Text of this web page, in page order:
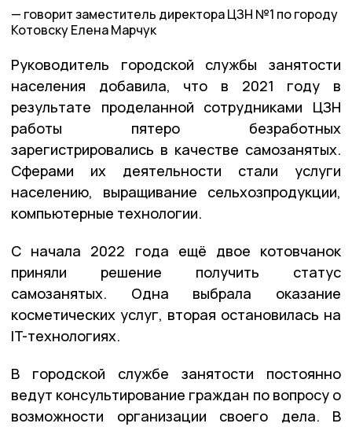
говорит заместитель директора ЦЗН №1 по городу
Котовску Елена Марчук
Руководитель городской службы занятости
населения добавила, что в 2021 году в
результате проделанной сотрудниками ЦЗН
работы пятеро безработных
зарегистрировались в качестве самозанятых.
Сферами их деятельности стали услуги
населению, выращивание сельхозпродукции,
компьютерные технологии.
С начала 2022 года ещё двое котовчанок
приняли решение получить статус
самозанятых. Одна выбрала оказание
косметических услуг, вторая остановилась на
IT-технологиях.
В городской службе занятости постоянно
ведут консультирование граждан по вопросу о
возможности организации своего дела. В